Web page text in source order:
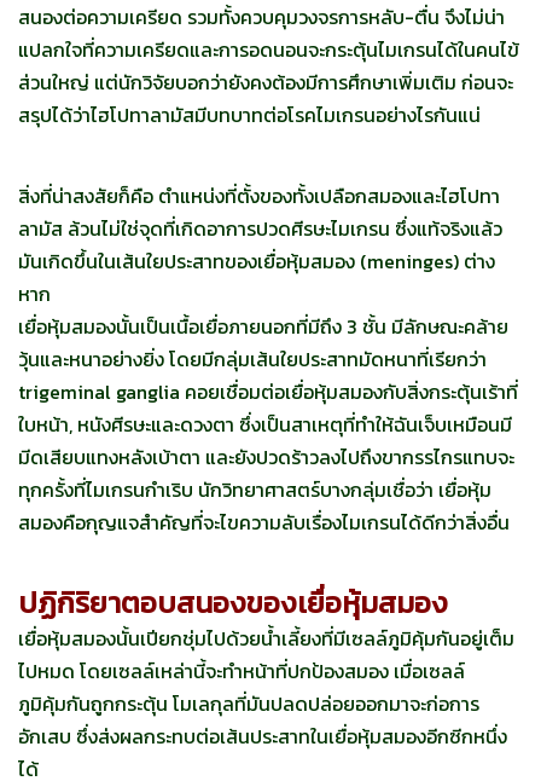
สนองต่อความเครียด รวมทั้งควบคุมวงจรการหลับ-ตื่น จึงไม่น่า
แปลกใจที่ความเครียดและการอดนอนจะกระตุ้นไมเกรนได้ในคนไข้
ส่วนใหญ่ แต่นักวิจัยบอกว่ายังคงต้องมีการศึกษาเพิ่มเติม ก่อนจะ
สรุปได้ว่าไฮโปทาลามัสมีบทบาทต่อโรคไมเกรนอย่างไรกันแน่
สิ่งที่น่าสงสัยก็คือ ตำแหน่งที่ตั้งของทั้งเปลือกสมองและไฮโปทา
ลามัส ล้วนไม่ใช่จุดที่เกิดอาการปวดศีรษะไมเกรน ซึ่งแท้จริงแล้ว
มันเกิดขึ้นในเส้นใยประสาทของเยื่อหุ้มสมอง (meninges) ต่าง
หาก
เยื่อหุ้มสมองนั้นเป็นเนื้อเยื่อภายนอกที่มีถึง 3 ชั้น มีลักษณะคล้าย
วุ้นและหนาอย่างยิ่ง โดยมีกลุ่มเส้นใยประสาทมัดหนาที่เรียกว่า
trigeminal ganglia คอยเชื่อมต่อเยื่อหุ้มสมองกับสิ่งกระตุ้นเร้าที่
ใบหน้า, หนังศีรษะและดวงตา ซึ่งเป็นสาเหตุที่ทำให้ฉันเจ็บเหมือนมี
มีดเสียบแทงหลังเบ้าตา และยังปวดร้าวลงไปถึงขากรรไกรแทบจะ
ทุกครั้งที่ไมเกรนกำเริบ นักวิทยาศาสตร์บางกลุ่มเชื่อว่า เยื่อหุ้ม
สมองคือกุญแจสำคัญที่จะไขความลับเรื่องไมเกรนได้ดีกว่าสิ่งอื่น
ปฏิกิริยาตอบสนองของเยื่อหุ้มสมอง
เยื่อหุ้มสมองนั้นเปียกชุ่มไปด้วยน้ำเลี้ยงที่มีเซลล์ภูมิคุ้มกันอยู่เต็ม
ไปหมด โดยเซลล์เหล่านี้จะทำหน้าที่ปกป้องสมอง เมื่อเซลล์
ภูมิคุ้มกันถูกกระตุ้น โมเลกุลที่มันปลดปล่อยออกมาจะก่อการ
อักเสบ ซึ่งส่งผลกระทบต่อเส้นประสาทในเยื่อหุ้มสมองอีกซีกหนึ่ง
ได้